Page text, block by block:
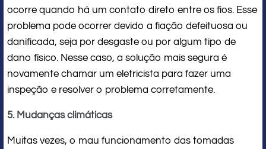
ocorre quando há um contato direto entre os fios. Esse
problema pode ocorrer devido a fiação defeituosa ou
danificada, seja por desgaste ou por algum tipo de
dano físico. Nesse caso, a solução mais segura é
novamente chamar um eletricista para fazer uma
inspeção e resolver o problema corretamente.
5. Mudanças climáticas
Muitas vezes, o mau funcionamento das tomadas